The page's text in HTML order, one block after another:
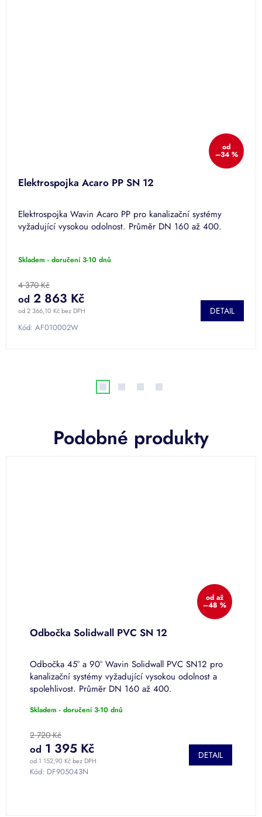
od
–34 %
Elektrospojka Acaro PP SN 12
Elektrospojka Wavin Acaro PP pro kanalizační systémy
vyžadující vysokou odolnost. Průměr DN 160 až 400.
Skladem - doručení 3-10 dnů
4 370 Kč
od 2 366,10 Kč bez DPH
od 2 863 Kč
DETAIL
Kód: AF010002W
Podobné produkty
od až
–48 %
Odbočka Solidwall PVC SN 12
Odbočka 45° a 90° Wavin Solidwall PVC SN12 pro
kanalizační systémy vyžadující vysokou odolnost a
spolehlivost. Průměr DN 160 až 400.
Skladem - doručení 3-10 dnů
2 720 Kč
od 1 152,90 Kč bez DPH
od 1 395 Kč DETAIL
Kód: DF905043N